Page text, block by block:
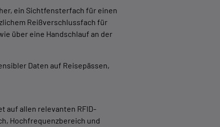
ein Sichtfensterfach für einen
Reißverschlussfach für
über eine Handschlauf an der
Daten auf Reisepässen,
auf allen relevanten RFID-
Hochfrequenzbereich und